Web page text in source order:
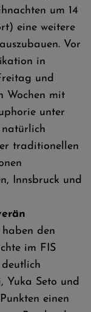
um 14
eine weitere
Vor
in
und
Wochen mit
unter
natürlich
traditionellen
Innsbruck und
den
im FIS
Yuka Seto und
einen